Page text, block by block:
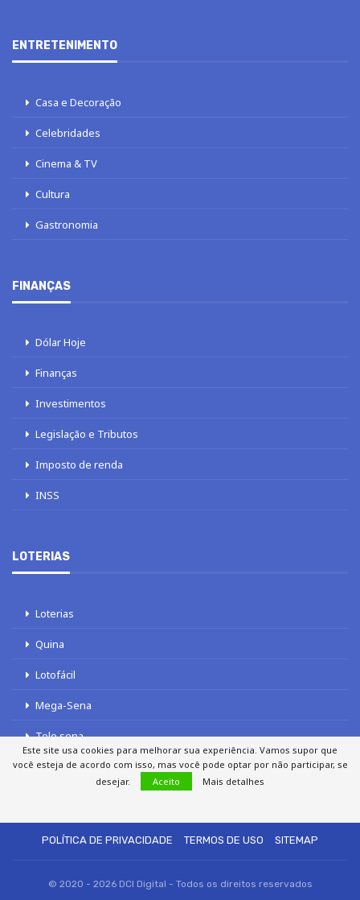
ENTRETENIMENTO
Casa e Decoração
Celebridades
Cinema & TV
Cultura
Gastronomia
FINANÇAS
Dólar Hoje
Finanças
Investimentos
Legislação e Tributos
Imposto de renda
INSS
LOTERIAS
Loterias
Quina
Lotofácil
Mega-Sena
Tele sena
POLÍTICA DE PRIVACIDADE
TERMOS DE USO SITEMAP
© 2020 - 2026 DCI Digital - Todos os direitos reservados
Este site usa cookies para melhorar sua experiência. Vamos supor que
você esteja de acordo com isso, mas você pode optar por não participar, se
desejar.
Aceito Mais detalhes